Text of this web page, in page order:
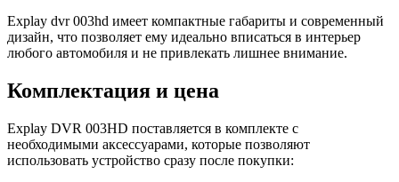
Explay dvr 003hd имеет компактные габариты и современный
дизайн, что позволяет ему идеально вписаться в интерьер
любого автомобиля и не привлекать лишнее внимание.
Комплектация и цена
Explay DVR 003HD поставляется в комплекте с
необходимыми аксессуарами, которые позволяют
использовать устройство сразу после покупки: